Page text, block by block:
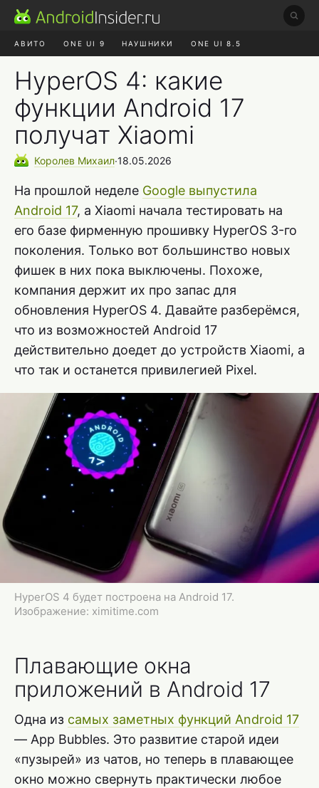
АВИТО ONE UI 9 НАУШНИКИ ONE UI 8.5
HyperOS 4: какие
функции Android 17
получат Xiaomi
Королев Михаил∙18.05.2026
На прошлой неделе Google выпустила
Android 17, а Xiaomi начала тестировать на
его базе фирменную прошивку HyperOS 3-го
поколения. Только вот большинство новых
фишек в них пока выключены. Похоже,
компания держит их про запас для
обновления HyperOS 4. Давайте разберёмся,
что из возможностей Android 17
действительно доедет до устройств Xiaomi, а
что так и останется привилегией Pixel.
HyperOS 4 будет построена на Android 17.
Изображение: ximitime.com
Плавающие окна
приложений в Android 17
Одна из самых заметных функций Android 17
— App Bubbles. Это развитие старой идеи
«пузырей» из чатов, но теперь в плавающее
окно можно свернуть практически любое